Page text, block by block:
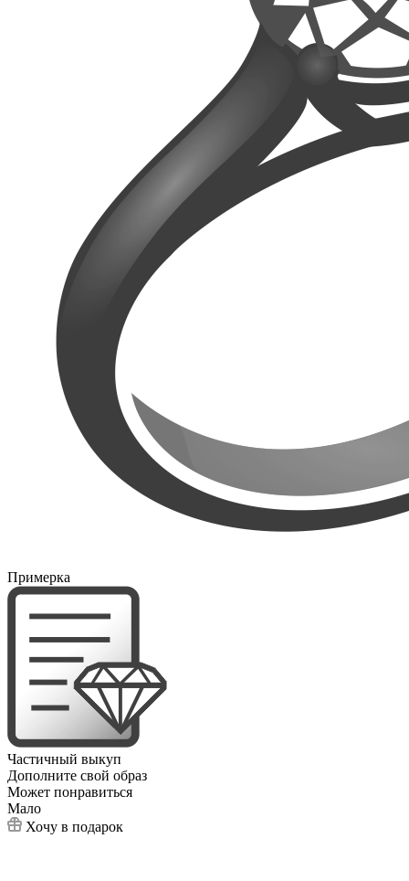
Примерка
Частичный выкуп
Дополните свой образ
Может понравиться
Мало
Хочу в подарок